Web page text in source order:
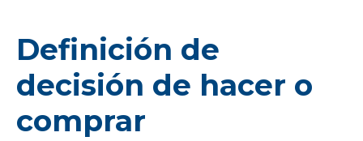
Definición de
decisión de hacer o
comprar